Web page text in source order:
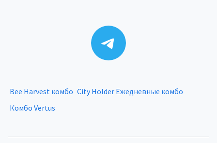
Telegram
Bee Harvest комбо City Holder Ежедневные комбо
Комбо Vertus